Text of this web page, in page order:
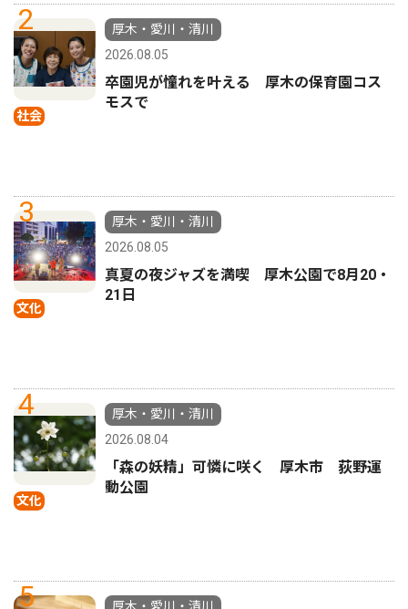
2
社会
厚木・愛川・清川
2026.08.05
卒園児が憧れを叶える 厚木の保育園コス
モスで
3
文化
厚木・愛川・清川
2026.08.05
真夏の夜ジャズを満喫 厚木公園で8月20・
21日
4
文化
厚木・愛川・清川
2026.08.04
「森の妖精」可憐に咲く 厚木市 荻野運
動公園
5
厚木・愛川・清川